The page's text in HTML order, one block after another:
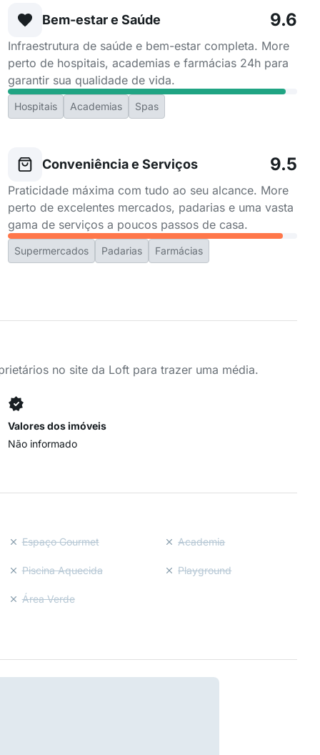
Bem-estar e Saúde 9.6
Infraestrutura de saúde e bem-estar completa. More
perto de hospitais, academias e farmácias 24h para
garantir sua qualidade de vida.
Hospitais Academias Spas
Conveniência e Serviços 9.5
Praticidade máxima com tudo ao seu alcance. More
perto de excelentes mercados, padarias e uma vasta
gama de serviços a poucos passos de casa.
Supermercados Padarias Farmácias
no site da Loft para trazer uma média.
Valores dos imóveis
Não informado
Espaço Gourmet Academia
Piscina Aquecida Playground
Área Verde